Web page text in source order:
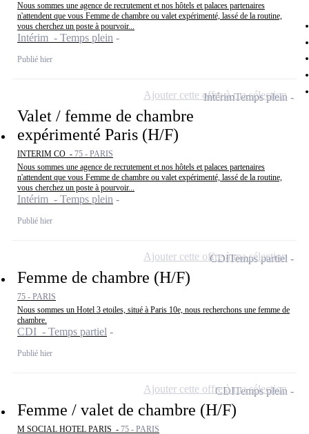
Nous sommes une agence de recrutement et nos hôtels et palaces partenaires
n'attendent que vous Femme de chambre ou valet expérimenté, lassé de la routine,
vous cherchez un poste à pourvoir...
Intérim - Temps plein
Publié hier
Valet / femme de chambre
expérimenté Paris (H/F)
INTERIM CO - 75 - PARIS
Nous sommes une agence de recrutement et nos hôtels et palaces partenaires
n'attendent que vous Femme de chambre ou valet expérimenté, lassé de la routine,
vous cherchez un poste à pourvoir...
Intérim - Temps plein
Publié hier
IntérimTemps plein
Ajouter cette offre à ma sélection
Femme de chambre (H/F)
75 - PARIS
Nous sommes un Hotel 3 etoiles, situé à Paris 10e, nous recherchons une femme de
chambre.
CDI - Temps partiel
Publié hier
CDITemps partiel
Ajouter cette offre à ma sélection
Femme / valet de chambre (H/F)
M SOCIAL HOTEL PARIS - 75 - PARIS
CDITemps plein
Ajouter cette offre à ma sélection